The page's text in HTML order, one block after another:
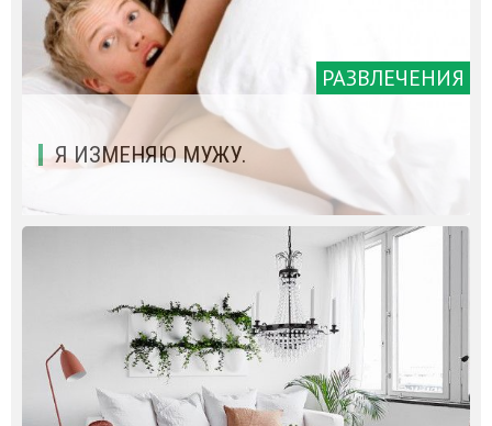
РАЗВЛЕЧЕНИЯ
Я ИЗМЕНЯЮ МУЖУ.